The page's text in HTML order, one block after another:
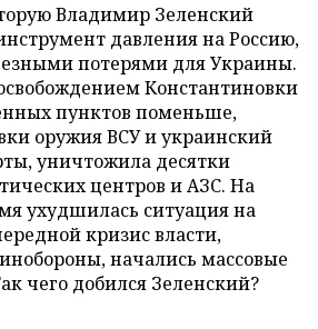
Владимир Зеленский
давления на Россию,
потерями для Украины.
Константиновки
пунктов поменьше,
оружия ВСУ и украинский
уничтожила десятки
центров и АЗС. На
ухудшилась ситуация на
кризис власти,
начались массовые
чего добился Зеленский?